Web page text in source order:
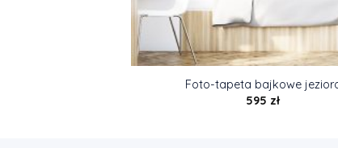
Foto-tapeta bajkowe
595 zł